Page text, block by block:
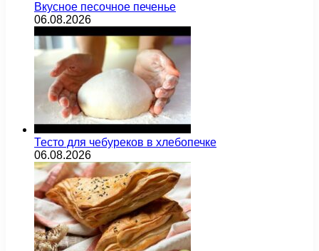
Вкусное песочное печенье
06.08.2026
Тесто для чебуреков в хлебопечке
06.08.2026